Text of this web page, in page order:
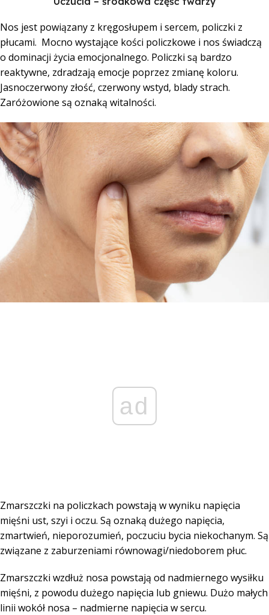
Nos jest powiązany z kręgosłupem i sercem, policzki z
płucami. Mocno wystające kości policzkowe i nos świadczą
o dominacji życia emocjonalnego. Policzki są bardzo
reaktywne, zdradzają emocje poprzez zmianę koloru.
Jasnoczerwony złość, czerwony wstyd, blady strach.
Zaróżowione są oznaką witalności.
ad
Zmarszczki na policzkach powstają w wyniku napięcia
mięśni ust, szyi i oczu. Są oznaką dużego napięcia,
zmartwień, nieporozumień, poczuciu bycia niekochanym. Są
związane z zaburzeniami równowagi/niedoborem płuc.
Zmarszczki wzdłuż nosa powstają od nadmiernego wysiłku
mięśni, z powodu dużego napięcia lub gniewu. Dużo małych
linii wokół nosa – nadmierne napięcia w sercu.